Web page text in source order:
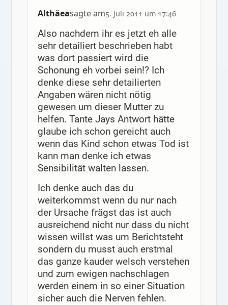
Althäeasagte am5. Juli 2011 um 17:46
Also nachdem ihr es jetzt eh alle
sehr detailiert beschrieben habt
was dort passiert wird die
Schonung eh vorbei sein!? Ich
denke diese sehr detailierten
Angaben wären nicht nötig
gewesen um dieser Mutter zu
helfen. Tante Jays Antwort hätte
glaube ich schon gereicht auch
wenn das Kind schon etwas Tod ist
kann man denke ich etwas
Sensibilität walten lassen.
Ich denke auch das du
weiterkommst wenn du nur nach
der Ursache frägst das ist auch
ausreichend nicht nur dass du nicht
wissen willst was um Berichtsteht
sondern du musst auch erstmal
das ganze kauder welsch verstehen
und zum ewigen nachschlagen
werden einem in so einer Situation
sicher auch die Nerven fehlen.